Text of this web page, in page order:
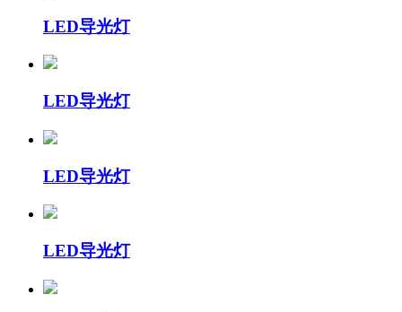
LED导光灯
LED导光灯
LED导光灯
LED导光灯